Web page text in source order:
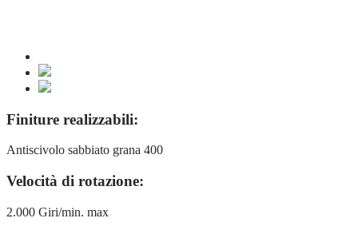
Finiture realizzabili:
Antiscivolo sabbiato grana 400
Velocità di rotazione:
2.000 Giri/min. max